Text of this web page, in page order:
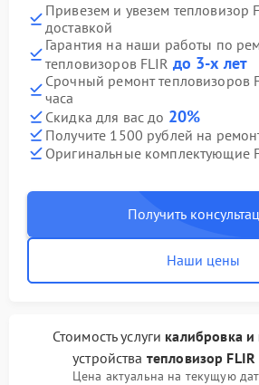
Привезем и увезем тепловизор
доставкой
Гарантия на наши работы по
тепловизоров FLIR до 3-х лет
Срочный ремонт тепловизоров
часа
Скидка для вас до 20%
Получите 1500 рублей на
Оригинальные комплектующие
Получить
Наши цены
Стоимость услуги калибровка и
устройства тепловизор FLIR
Цена актуальна на текущую